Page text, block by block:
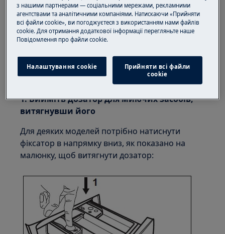
показано всі можливі варіанти ящиків нашого
асортименту, однак принципи щодо вилучення
ящика та відсіків залишаються незмінними.
Для отримання більш конкретної інструкції
щодо вашої моделі, будь ласка, зверніться до
посібника користувача.
1. Вийміть дозатор для миючих засобів,
витягнувши його
Для деяких моделей потрібно натиснути
фіксатор в напрямку вниз, як показано на
малюнку, щоб витягнути дозатор:
з нашими партнерами — соціальними мережами, рекламними
агентствами та аналітичними компаніями. Натискаючи «Прийняти
всі файли cookie», ви погоджуєтеся з використанням нами файлів
cookie. Для отримання додаткової інформації перегляньте наше
Пoвідомлення прo файли cookie.
Налаштування cookie Прийняти всі файли
сookie